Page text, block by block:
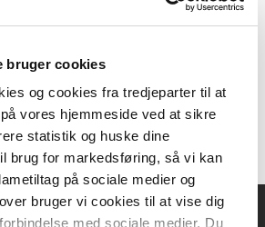
bruger cookies
og cookies fra tredjeparter til at
vores hjemmeside ved at sikre
statistik og huske dine
brug for markedsføring, så vi kan
på sociale medier og
bruger vi cookies til at vise dig
med sociale medier. Du